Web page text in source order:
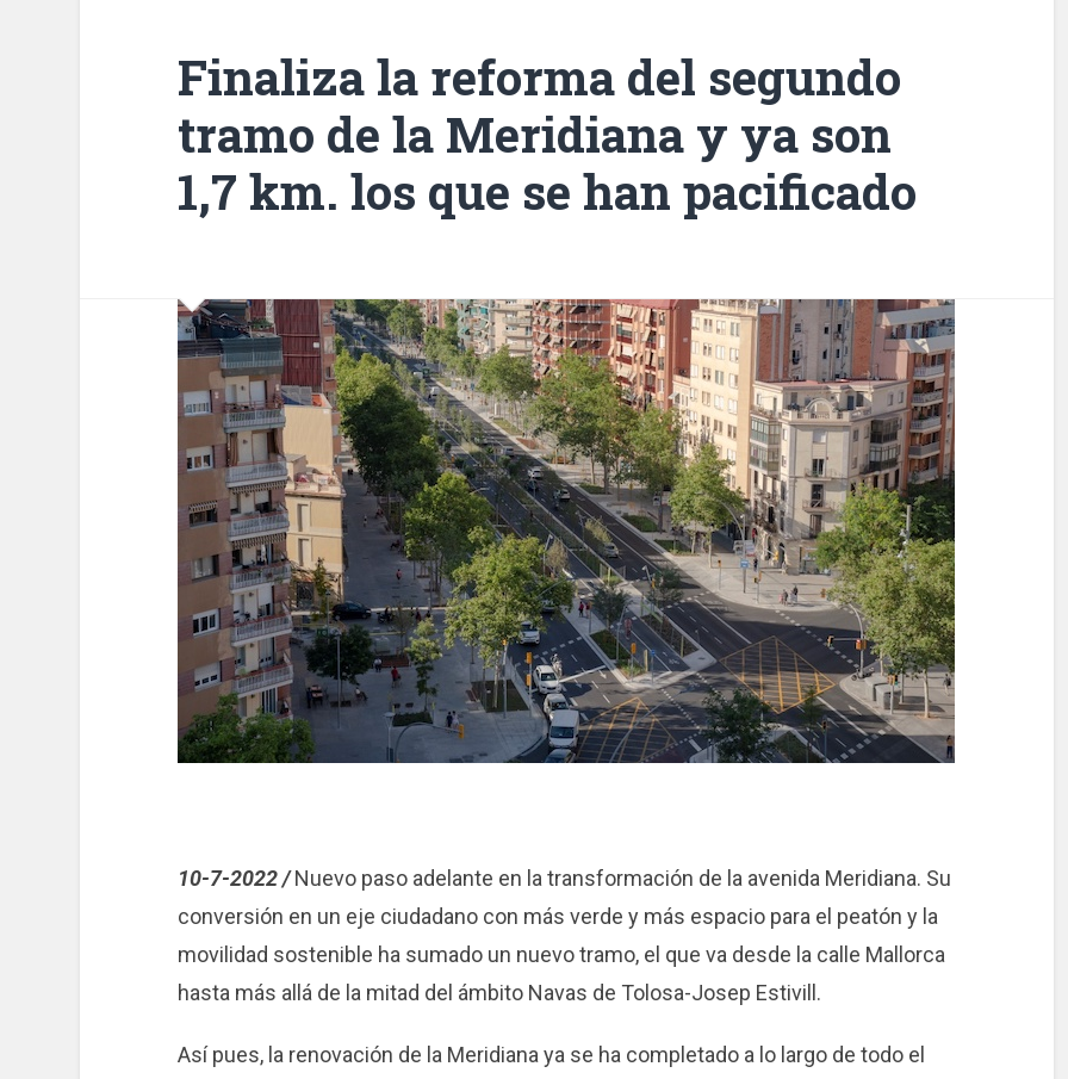
Finaliza la reforma del segundo
tramo de la Meridiana y ya son
1,7 km. los que se han pacificado
10-7-2022 / Nuevo paso adelante en la transformación de la avenida Meridiana. Su
conversión en un eje ciudadano con más verde y más espacio para el peatón y la
movilidad sostenible ha sumado un nuevo tramo, el que va desde la calle Mallorca
hasta más allá de la mitad del ámbito Navas de Tolosa-Josep Estivill.
Así pues, la renovación de la Meridiana ya se ha completado a lo largo de todo el